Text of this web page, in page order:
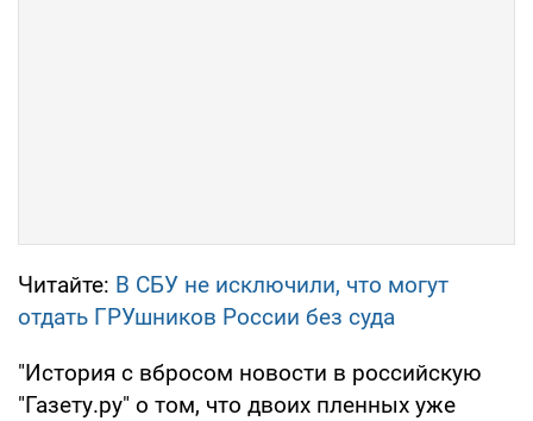
Читайте: В СБУ не исключили, что могут
отдать ГРУшников России без суда
"История с вбросом новости в российскую
"Газету.ру" о том, что двоих пленных уже